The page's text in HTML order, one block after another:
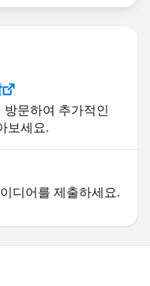
'Jan'
THEN 'Mar'
THEN 'May'
THEN 'Jun'
THEN 'Jul'
THEN 'Sep'
THEN 'Oct'
THEN 'Nov'
문하여 추가적인
보세요.
디어를 제출하세요.